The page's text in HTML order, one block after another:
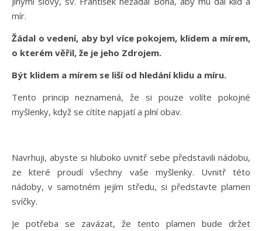
mír.
Žádal o vedení, aby byl více pokojem, klidem a mírem,
o kterém věřil, že je jeho Zdrojem.
Být klidem a mírem se liší od hledání klidu a míru.
Tento princip neznamená, že si pouze volíte pokojné
myšlenky, když se cítíte napjatí a plní obav.
Navrhuji, abyste si hluboko uvnitř sebe představili nádobu,
ze které proudí všechny vaše myšlenky. Uvnitř této
nádoby, v samotném jejím středu, si představte plamen
svíčky.
Je potřeba se zavázat, že tento plamen bude držet